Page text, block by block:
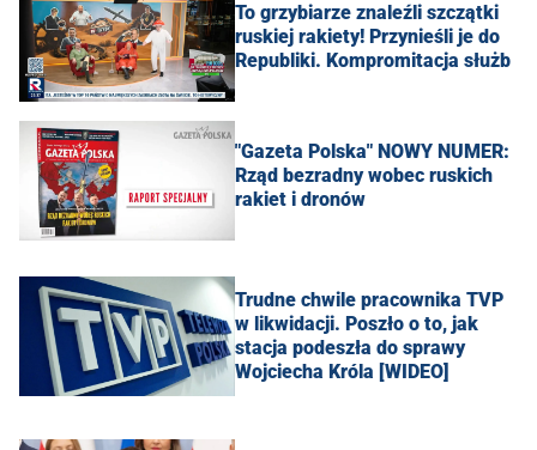
To grzybiarze znaleźli szczątki
ruskiej rakiety! Przynieśli je do
Republiki. Kompromitacja służb
"Gazeta Polska" NOWY NUMER:
Rząd bezradny wobec ruskich
rakiet i dronów
Trudne chwile pracownika TVP
w likwidacji. Poszło o to, jak
stacja podeszła do sprawy
Wojciecha Króla [WIDEO]